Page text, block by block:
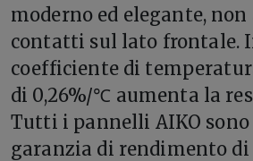
moderno ed elegante, non
contatti sul lato frontale.
coefficiente di
di 0,26%/℃ aumenta la
Tutti i pannelli AIKO sono
garanzia di rendimento di